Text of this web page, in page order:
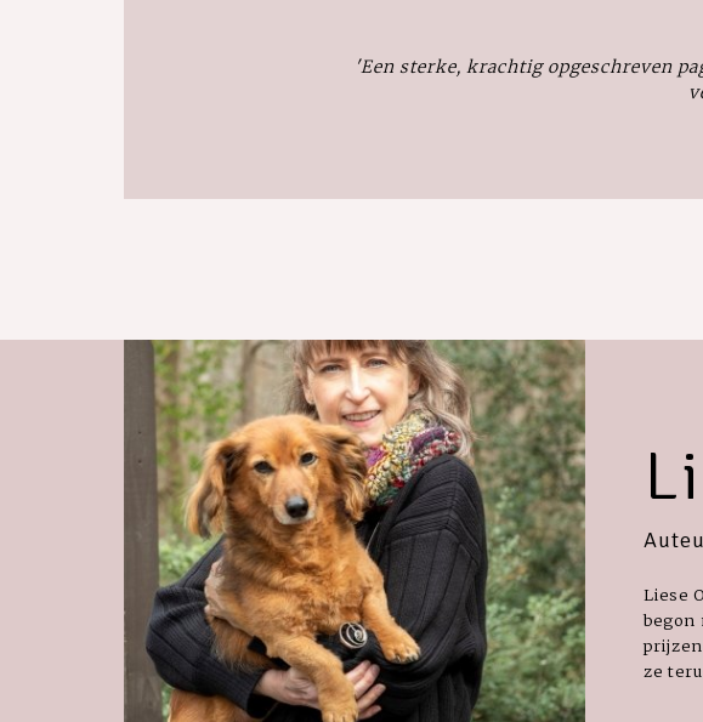
'Een sterke, krachtig opgeschreven
Liese
begon
ze